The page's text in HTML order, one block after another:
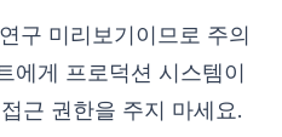
연구 미리보기이므로 주의
에게 프로덕션 시스템이
근 권한을 주지 마세요.